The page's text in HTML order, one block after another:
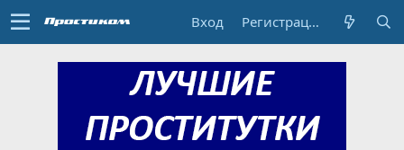
Вход Регистрация